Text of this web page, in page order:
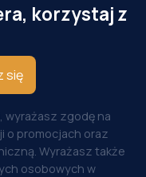
korzystaj z
się
wyrażasz zgodę na
o promocjach oraz
Wyrażasz także
osobowych w